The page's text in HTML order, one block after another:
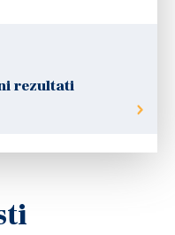
rezultati